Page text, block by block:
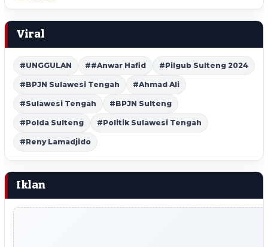
Viral
#UNGGULAN ##Anwar Hafid #Pilgub Sulteng 2024
#BPJN Sulawesi Tengah #Ahmad Ali
#Sulawesi Tengah #BPJN Sulteng
#Polda Sulteng #Politik Sulawesi Tengah
#Reny Lamadjido
Iklan